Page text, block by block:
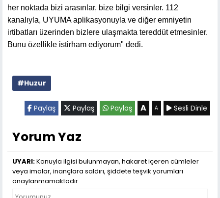
her noktada bizi arasınlar, bize bilgi versinler. 112
kanalıyla, UYUMA aplikasyonuyla ve diğer emniyetin
irtibatları üzerinden bizlere ulaşmakta tereddüt etmesinler.
Bunu özellikle istirham ediyorum" dedi.
#Huzur
Paylaş Paylaş Paylaş A A Sesli Dinle
Yorum Yaz
UYARI:Konuyla ilgisi bulunmayan, hakaret içeren cümleler
veya imalar, inançlara saldırı, şiddete teşvik yorumları
onaylanmamaktadır.